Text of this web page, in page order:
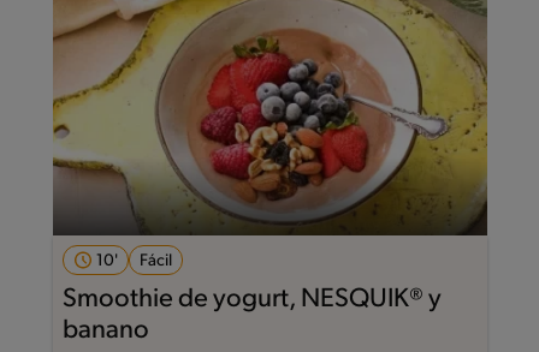
10' Fácil
Smoothie de yogurt, NESQUIK® y
banano